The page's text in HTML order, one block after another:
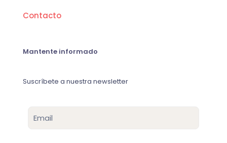
Contacto
Mantente informado
Suscríbete a nuestra newsletter